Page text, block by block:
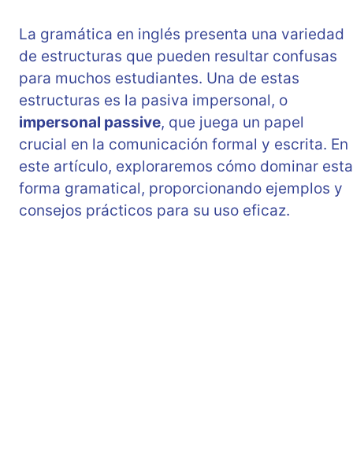
La gramática en inglés presenta una variedad
de estructuras que pueden resultar confusas
para muchos estudiantes. Una de estas
estructuras es la pasiva impersonal, o
impersonal passive, que juega un papel
crucial en la comunicación formal y escrita. En
este artículo, exploraremos cómo dominar esta
forma gramatical, proporcionando ejemplos y
consejos prácticos para su uso eficaz.